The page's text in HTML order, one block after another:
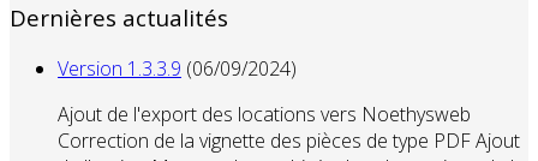
Dernières actualités
Version 1.3.3.9 (06/09/2024)
Ajout de l'export des locations vers Noethysweb
Correction de la vignette des pièces de type PDF Ajout